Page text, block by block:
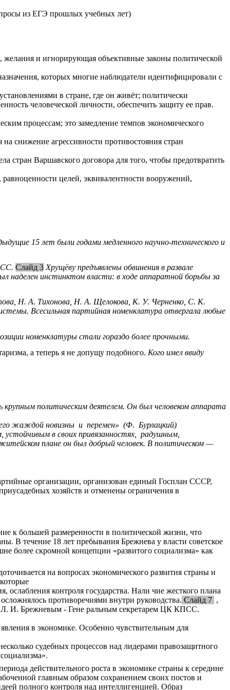
из ЕГЭ прошлых учебных лет)
желания и игнорирующая объективные законы политической
которых многие наблюдатели идентифицировали с
в стране, где он живёт; политически
человеческой личности, обеспечить защиту ее прав.
процессам; это замедление темпов экономического
снижение агрессивности противостояния стран
Варшавского договора для того, чтобы предотвратить
целей, эквивалентности вооружений,
15 лет были годами медленного научно-технического и
Слайд 3 Хрущёву предъявлены обвинения в развале
наделен инстинктом власти: в ходе аппаратной борьбы за
Н. А. Тихонова, Н. А. Щелокова, К. У. Черненко, С. К.
Всесильная партийная номенклатура отвергала любые
номенклатуры стали гораздо более прочными.
а теперь я не допущу подобного. Кого имел ввиду
политическим деятелем. Он был человеком аппарата
жаждой новизны и перемен» (Ф. Бурлацкий)
в своих привязанностях, радушным,
плане он был добрый человек. В политическом —
организации, организован единый Госплан СССР,
хозяйств и отменены ограничения в
к большей размеренности в политической жизни, что
В течение 18 лет пребывания Брежнева у власти советское
более скромной концепции «развитого социализма» как
на вопросах экономического развития страны и
ослабления контроля государства. Нали чие жесткого плана
противоречиями внутри руководства. Слайд 7 ,
Л. И. Брежневым - Гене ральным секретарем ЦК КПСС.
в экономике. Особенно чувствительным для
судебных процессов над лидерами правозащитного
действительного роста в экономике страны к середине
главным образом сохранением своих постов и
полного контроля над интеллигенцией. Образ